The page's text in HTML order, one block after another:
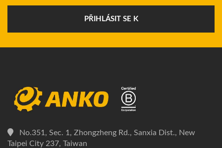
PŘIHLÁSIT SE K
No.351, Sec. 1, Zhongzheng Rd., Sanxia Dist., New
Taipei City 237, Taiwan